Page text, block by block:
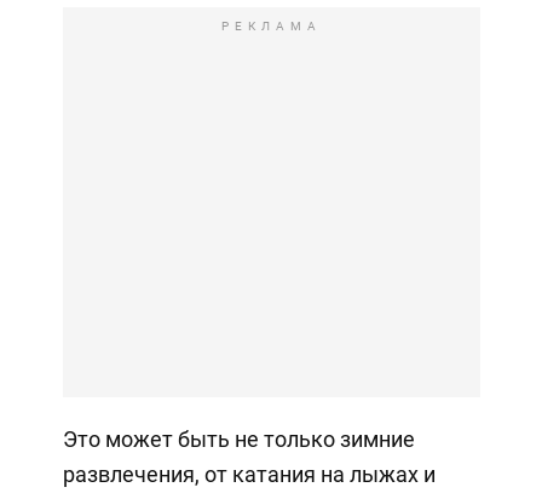
РЕКЛАМА
Это может быть не только зимние
развлечения, от катания на лыжах и